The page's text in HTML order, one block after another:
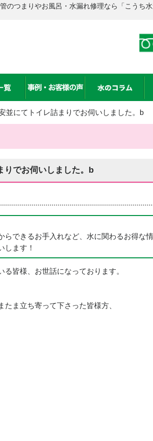
のつまりやお風呂・水漏れ修理なら「こうち
並にてトイレ詰まりでお伺いしました。b
りでお伺いしました。b
できるお手入れなど、水に関わるお得な
します！
皆様、お世話になっております。
ま立ち寄って下さった皆様方、